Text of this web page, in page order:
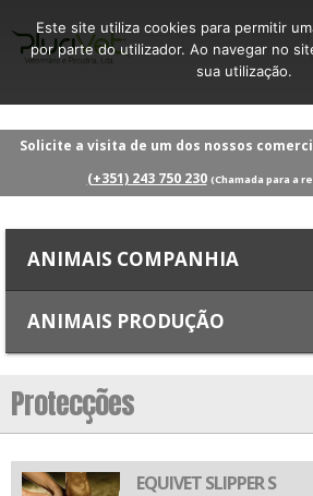
Solicite a visita de um dos nossos
(+351) 243 750 230 (Chamada para a
ANIMAIS COMPANHIA
ANIMAIS PRODUÇÃO
Protecções
EQUIVET SLIPPER S
Este site utiliza cookies para permitir
por parte do utilizador. Ao navegar no
sua utilização.